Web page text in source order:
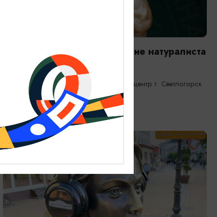
Янтарная каюта. Путешествие натуралиста
25.12.2025 - 31.12.2026
Светлогорск, Морской выставочный центр г. Светлогорск
ОТ 1200₽